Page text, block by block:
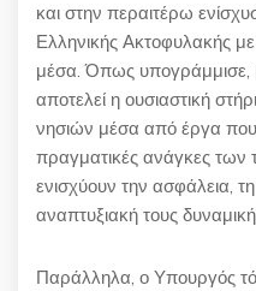
και στην περαιτέρω
Ελληνικής Ακτοφυλακής
μέσα. Όπως υπογράμμισε,
αποτελεί η ουσιαστική
νησιών μέσα από έργα που
πραγματικές ανάγκες των
ενισχύουν την ασφάλεια,
αναπτυξιακή τους
Παράλληλα, ο Υπουργός